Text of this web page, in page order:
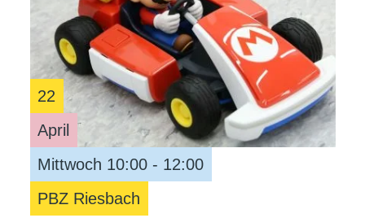
22
April
Mittwoch 10:00 - 12:00
PBZ Riesbach